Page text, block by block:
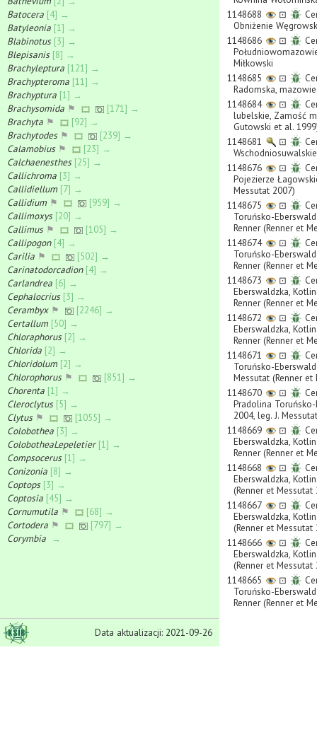
Batocera [4] →
Batyleonia [1] →
Blabinotus [3] →
Blepisanis [8] →
Brachyleptura [121] →
Brachypteroma [11] →
Brachyptura [1] →
Brachysomida ⚑
[171] →
Brachyta ⚑
[92] →
Brachytodes⚑
[239] →
Calamobius⚑
[23] →
Calchaenesthes [25] →
Callichroma [3] →
Callidiellum [7] →
Callidium ⚑
[959] →
Callimoxys [20] →
Callimus⚑
[105] →
Callipogon [4] →
Carilia ⚑
[502] →
Carinatodorcadion [4] →
Carlandrea [6] →
Cephalocrius [3] →
Cerambyx⚑
[2246] →
Certallum [50] →
Chloraphorus [2] →
Chlorida [2] →
Chloridolum [2] →
Chlorophorus⚑
[851] →
Chorenta [1] →
Cleroclytus [5] →
Clytus⚑
[1055] →
Colobothea [3] →
ColobotheaLepeletier [1] →
Compsocerus [1] →
Conizonia [8] →
Coptops [3] →
Coptosia [45] →
Cornumutila ⚑
[68] →
Cortodera ⚑
[797] →
Corymbia →
Dectes [1] →
Deilus
Delagrangeus [3] →
Data aktualizacji: 2021-09-26
1148688
⊡
Obniżenie
1148686
⊡
Miłkowski
1148685
⊡
Radomska,
1148684
⊡
lubelskie, Zamość
Gutowski et al.
1148681
⊡
1148676
⊡
Pojezierze
Messutat 2007)
1148675
⊡
Toruńsko-
Renner (Renner et
1148674
⊡
Toruńsko-
Renner (Renner et
1148673
⊡
Eberswaldzka,
Renner (Renner et
1148672
⊡
Eberswaldzka,
Renner (Renner et
1148671
⊡
Toruńsko-
Messutat (Renner
1148670
⊡
Pradolina Toruńsko-
2004, leg. J.
1148669
⊡
Eberswaldzka,
Renner (Renner et
1148668
⊡
Eberswaldzka,
(Renner et Messutat
1148667
⊡
Eberswaldzka,
(Renner et Messutat
1148666
⊡
Eberswaldzka,
(Renner et Messutat
1148665
⊡
Toruńsko-
Renner (Renner et